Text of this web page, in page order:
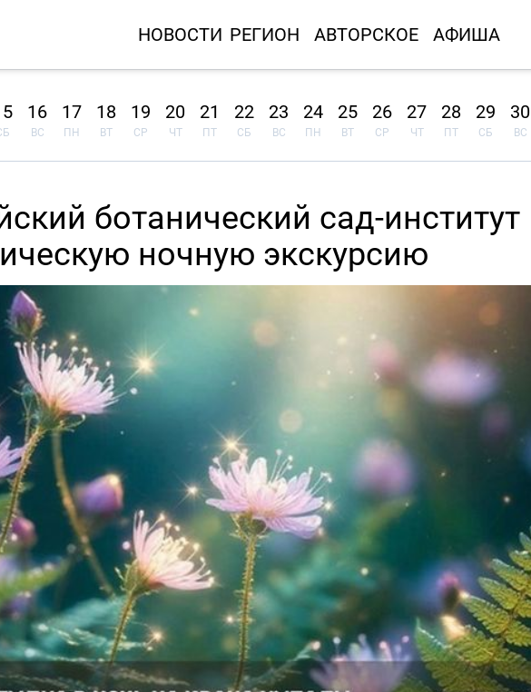
НОВОСТИ РЕГИОН АВТОРСКОЕ АФИША
16
ВС
17
ПН
18
ВТ
19
СР
20
ЧТ
21
ПТ
22
СБ
23
ВС
24
ПН
25
ВТ
26
СР
27
ЧТ
28
ПТ
29
СБ
30
ВС
ботанический сад-институт
ночную экскурсию